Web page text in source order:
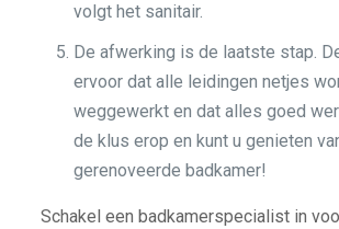
volgt het sanitair.
De afwerking is de laatste stap.
ervoor dat alle leidingen netjes
weggewerkt en dat alles goed
de klus erop en kunt u genieten
gerenoveerde badkamer!
Schakel een badkamerspecialist in